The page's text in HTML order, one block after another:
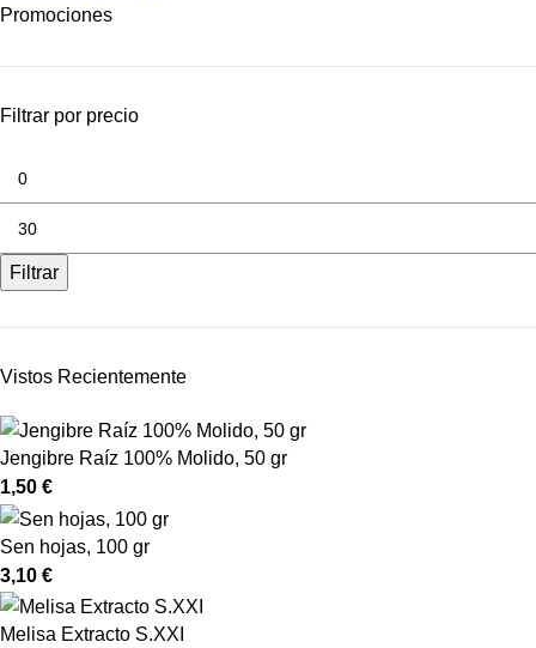
Promociones
Filtrar por precio
Filtrar
Vistos Recientemente
Jengibre Raíz 100% Molido, 50 gr
1,50 €
Sen hojas, 100 gr
3,10 €
Melisa Extracto S.XXI